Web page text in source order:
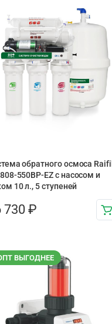
обратного осмоса Raifil
808-550BP-EZ с насосом и
10 л., 5 ступеней
730₽
ВЫГОДНЕЕ